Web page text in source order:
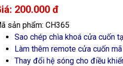
200.000 đ
sản phẩm: CH365
Sao chép chìa khoá cửa cuốn
Làm thêm remote cửa cuốn
Thay đổi hệ sóng cho điều